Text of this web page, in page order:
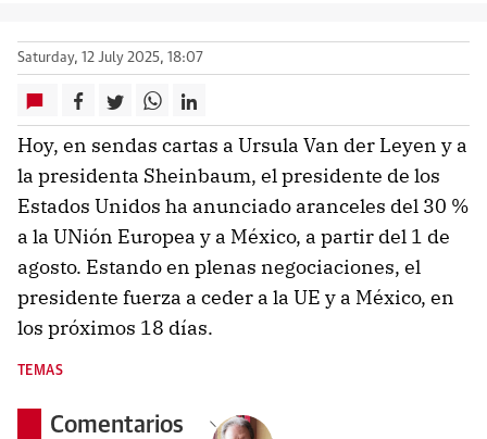
Saturday, 12 July 2025, 18:07
Hoy, en sendas cartas a Ursula Van der Leyen y a
la presidenta Sheinbaum, el presidente de los
Estados Unidos ha anunciado aranceles del 30 %
a la UNión Europea y a México, a partir del 1 de
agosto. Estando en plenas negociaciones, el
presidente fuerza a ceder a la UE y a México, en
los próximos 18 días.
TEMAS
Comentarios